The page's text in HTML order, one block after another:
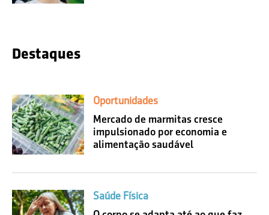
Destaques
Oportunidades
Mercado de marmitas cresce
impulsionado por economia e
alimentação saudável
Saúde Física